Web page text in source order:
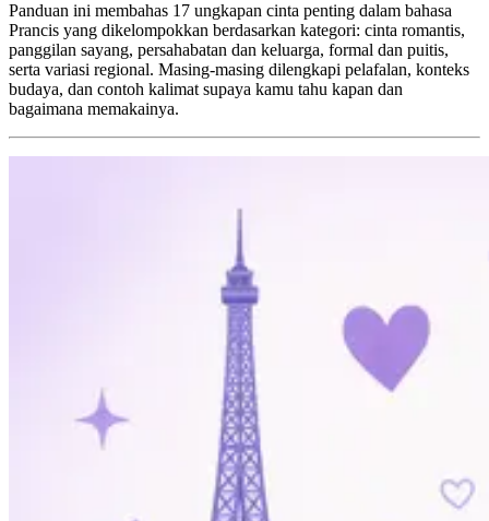
Panduan ini membahas 17 ungkapan cinta penting dalam bahasa
Prancis yang dikelompokkan berdasarkan kategori: cinta romantis,
panggilan sayang, persahabatan dan keluarga, formal dan puitis,
serta variasi regional. Masing-masing dilengkapi pelafalan, konteks
budaya, dan contoh kalimat supaya kamu tahu kapan dan
bagaimana memakainya.